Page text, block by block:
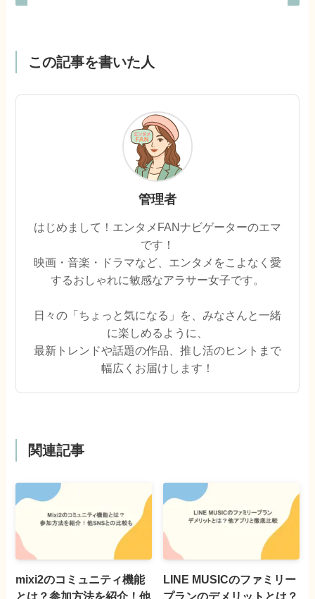
この記事を書いた人
管理者
はじめまして！エンタメFANナビゲーターのエマ
です！
映画・音楽・ドラマなど、エンタメをこよなく愛
するおしゃれに敏感なアラサー女子です。
日々の「ちょっと気になる」を、みなさんと一緒
に楽しめるように、
最新トレンドや話題の作品、推し活のヒントまで
幅広くお届けします！
関連記事
mixi2のコミュニティ機能
とは？参加方法を紹介！他
LINE MUSICのファミリー
プランのデメリットとは？